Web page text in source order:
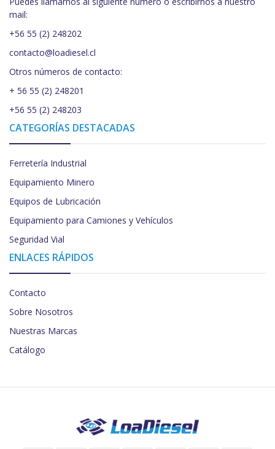
mail:
+56 55 (2) 248202
contacto@loadiesel.cl
Otros números de contacto:
+ 56 55 (2) 248201
+56 55 (2) 248203
CATEGORÍAS DESTACADAS
Ferretería Industrial
Equipamiento Minero
Equipos de Lubricación
Equipamiento para Camiones y Vehículos
Seguridad Vial
ENLACES RÁPIDOS
Contacto
Sobre Nosotros
Nuestras Marcas
Catálogo